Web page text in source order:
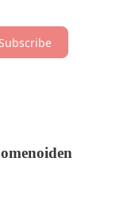
Subscribe